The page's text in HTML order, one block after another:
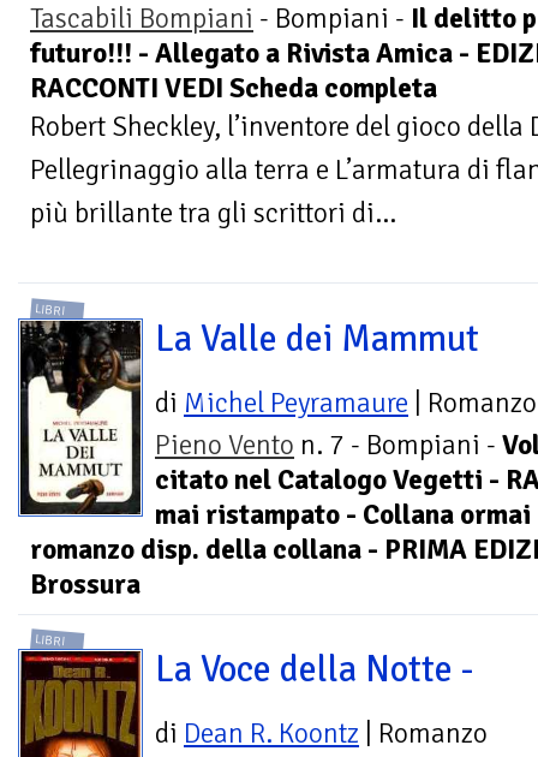
Tascabili Bompiani - Bompiani - Il delitto
futuro!!! - Allegato a Rivista Amica -
RACCONTI VEDI Scheda completa
Robert Sheckley, l’inventore del gioco
Pellegrinaggio alla terra e L’armatura di
più brillante tra gli scrittori di...
LIBRI
La Valle dei Mammut
di Michel Peyramaure | Romanzo
Pieno Vento n. 7 - Bompiani -
citato nel Catalogo Vegetti -
mai ristampato - Collana
romanzo disp. della collana - PRIMA
Brossura
LIBRI
La Voce della Notte -
di Dean R. Koontz | Romanzo